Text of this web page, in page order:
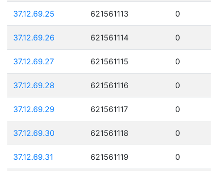
37.12.69.25 621561113 0
37.12.69.26 621561114 0
37.12.69.27 621561115 0
37.12.69.28 621561116 0
37.12.69.29 621561117 0
37.12.69.30 621561118 0
37.12.69.31 621561119 0